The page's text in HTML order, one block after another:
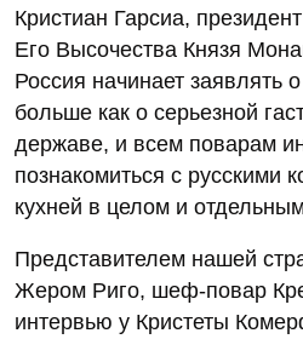
Кристиан Гарсиа,
Его Высочества Князя
Россия начинает заявлять
больше как о серьезной
державе, и всем поварам
познакомиться с русскими
кухней в целом и
Представителем нашей
Жером Риго, шеф-повар
интервью у Кристеты